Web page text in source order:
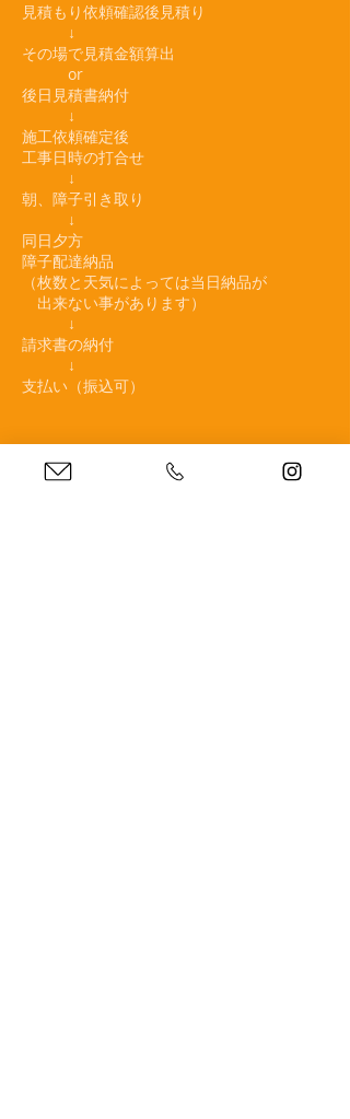
見積もり依頼確認後見積り
↓
その場で見積金額算出
or
後日見積書納付
↓
施工依頼確定後
工事日時の打合せ
↓
朝、障子引き取り
↓
同日夕方
障子配達納品
（枚数と天気によっては当日納品が
出来ない事があります）
↓
請求書の納付
↓
支払い（振込可）
見積もり依頼の方は